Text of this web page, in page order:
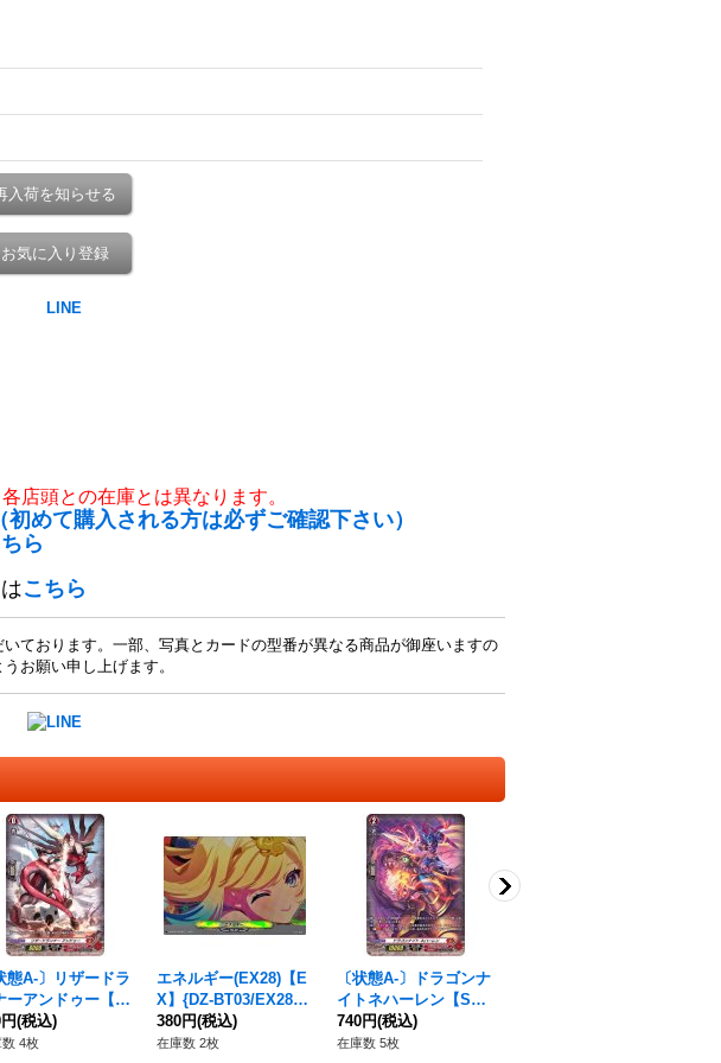
入荷を知らせる
お気に入り登録
店頭との在庫とは異なります。
めて購入される方は必ずご確認下さい）
ら
こちら
ております。一部、写真とカードの型番が異なる商品が御座いますの
お願い申し上げます。
態A-〕リザードラ
ーアンドゥー【S
BT02/SP35}
ラゴンエンパイ
(税込)
4枚
エネルギー(EX28)【E
X】{DZ-BT03/EX28}
《その他》
380円(税込)
在庫数 2枚
〔状態A-〕ドラゴンナ
イトネハーレン【S
P】{D-BT02/SP31}
《ドラゴンエンパイ
740円(税込)
在庫数 5枚